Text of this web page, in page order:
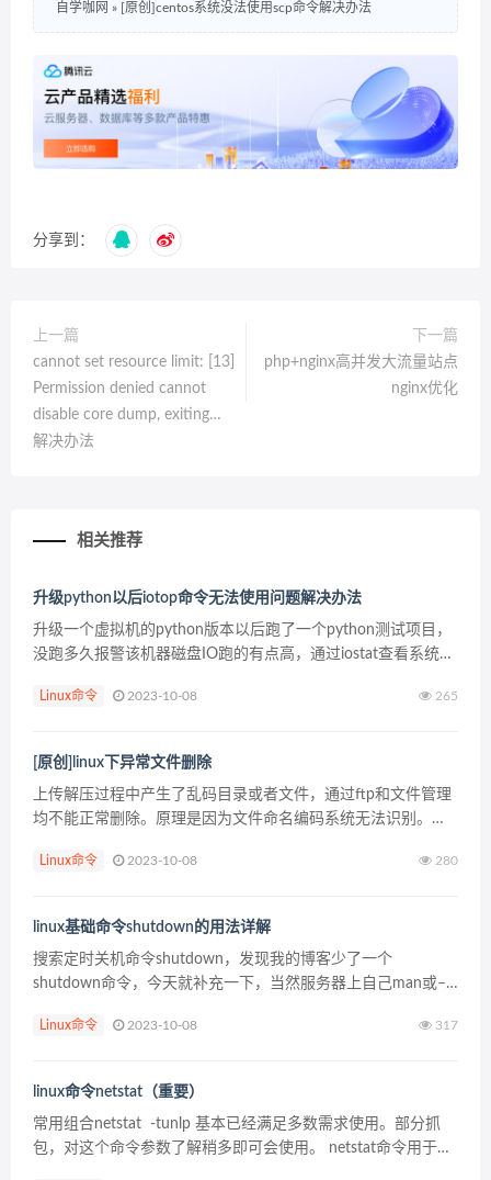
自学咖网 » [原创]centos系统没法使用scp命令解决办法
分享到：
上一篇
cannot set resource limit: [13]
Permission denied cannot
disable core dump, exiting…
解决办法
下一篇
php+nginx高并发大流量站点
nginx优化
相关推荐
升级python以后iotop命令无法使用问题解决办法
升级一个虚拟机的python版本以后跑了一个python测试项目，
没跑多久报警该机器磁盘IO跑的有点高，通过iostat查看系统的
的IO情况，发现直接执行io...
Linux命令 2023-10-08 265
[原创]linux下异常文件删除
上传解压过程中产生了乱码目录或者文件，通过ftp和文件管理
均不能正常删除。原理是因为文件命名编码系统无法识别。可
ls -i查看到innode find ....
Linux命令 2023-10-08 280
linux基础命令shutdown的用法详解
搜索定时关机命令shutdown，发现我的博客少了一个
shutdown命令，今天就补充一下，当然服务器上自己man或–
一个非常重要的命令，我们...
Linux命令 2023-10-08 317
linux命令netstat（重要）
常用组合netstat -tunlp 基本已经满足多数需求使用。部分抓
包，对这个命令参数了解稍多即可会使用。 netstat命令用于显